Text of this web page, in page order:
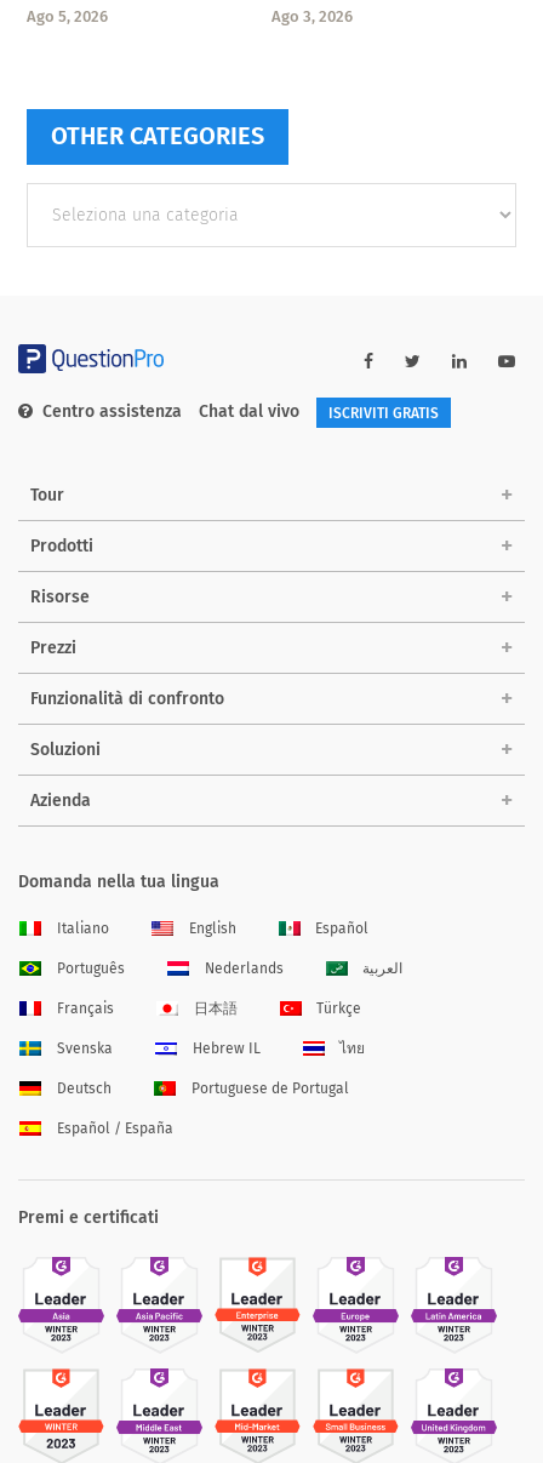
Ago 5, 2026 Ago 3, 2026
OTHER CATEGORIES
categories
Centro assistenza Chat dal vivo ISCRIVITI GRATIS
Tour
Prodotti
Risorse
Prezzi
Funzionalità di confronto
Soluzioni
Azienda
Domanda nella tua lingua
Italiano English Español
Português Nederlands العربية
Français 日本語 Türkçe
Svenska Hebrew IL ไทย
Deutsch Portuguese de Portugal
Español / España
Premi e certificati